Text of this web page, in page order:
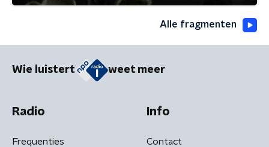
Alle fragmenten
Wie luistert weet meer
Radio
Frequenties
Info
Contact